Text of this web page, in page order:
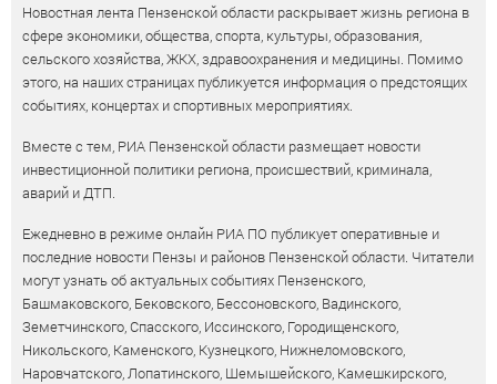
Новостная лента Пензенской области раскрывает жизнь региона в
сфере экономики, общества, спорта, культуры, образования,
сельского хозяйства, ЖКХ, здравоохранения и медицины. Помимо
этого, на наших страницах публикуется информация о предстоящих
событиях, концертах и спортивных мероприятиях.
Вместе с тем, РИА Пензенской области размещает новости
инвестиционной политики региона, происшествий, криминала,
аварий и ДТП.
Ежедневно в режиме онлайн РИА ПО публикует оперативные и
последние новости Пензы и районов Пензенской области. Читатели
могут узнать об актуальных событиях Пензенского,
Башмаковского, Бековского, Бессоновского, Вадинского,
Земетчинского, Спасского, Иссинского, Городищенского,
Никольского, Каменского, Кузнецкого, Нижнеломовского,
Наровчатского, Лопатинского, Шемышейского, Камешкирского,